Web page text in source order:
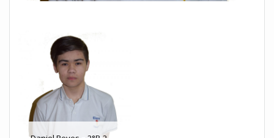
Fernanda Fuentealba –